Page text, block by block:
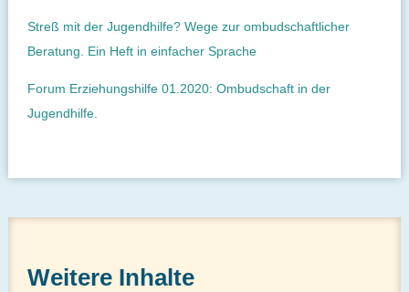
Streß mit der Jugendhilfe? Wege zur ombudschaftlicher
Beratung. Ein Heft in einfacher Sprache
Forum Erziehungshilfe 01.2020: Ombudschaft in der
Jugendhilfe.
Weitere Inhalte